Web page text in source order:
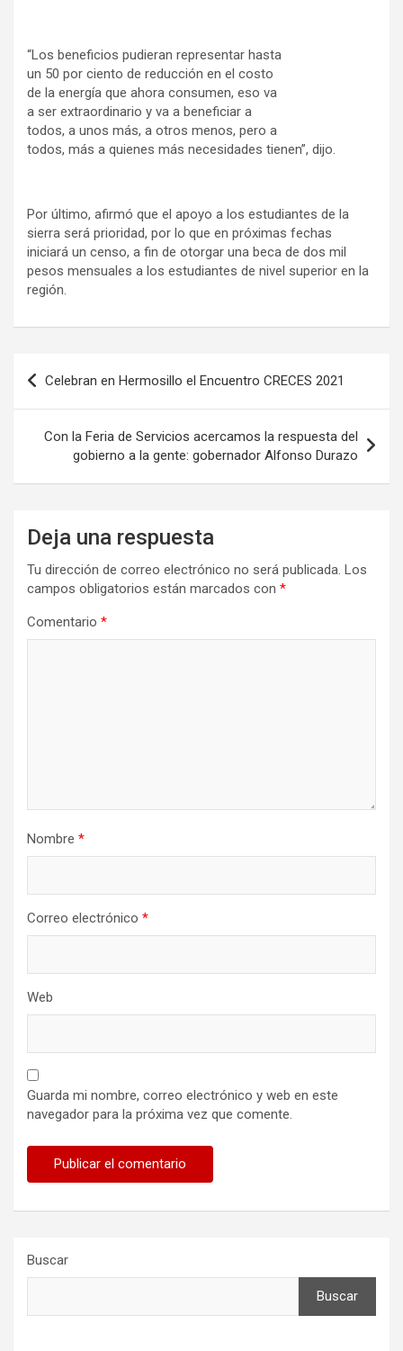
“Los beneficios pudieran representar hasta
un 50 por ciento de reducción en el costo
de la energía que ahora consumen, eso va
a ser extraordinario y va a beneficiar a
todos, a unos más, a otros menos, pero a
todos, más a quienes más necesidades tienen”, dijo.
Por último, afirmó que el apoyo a los estudiantes de la
sierra será prioridad, por lo que en próximas fechas
iniciará un censo, a fin de otorgar una beca de dos mil
pesos mensuales a los estudiantes de nivel superior en la
región.
Navegación
de
entradas
Celebran en Hermosillo el Encuentro CRECES 2021
Con la Feria de Servicios acercamos la respuesta del
gobierno a la gente: gobernador Alfonso Durazo
Deja una respuesta
Tu dirección de correo electrónico no será publicada. Los
campos obligatorios están marcados con *
Comentario *
Nombre *
Correo electrónico *
Web
Guarda mi nombre, correo electrónico y web en este
navegador para la próxima vez que comente.
Buscar
Buscar